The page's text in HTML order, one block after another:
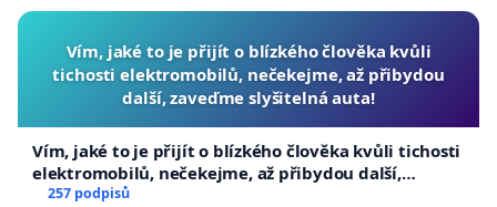
Vím, jaké to je přijít o blízkého člověka kvůli
tichosti elektromobilů, nečekejme, až přibydou
další, zaveďme slyšitelná auta!
Vím, jaké to je přijít o blízkého člověka kvůli tichosti
elektromobilů, nečekejme, až přibydou další,
zaveďme slyšitelná auta!
257 podpisů